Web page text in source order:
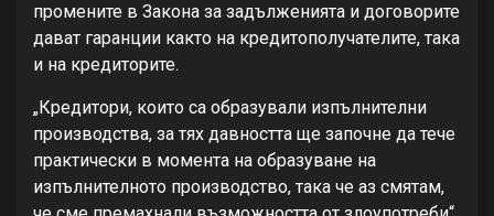
промените в Закона за задълженията и договорите
дават гаранции както на кредитополучателите, така
и на кредиторите.
„Кредитори, които са образували изпълнителни
производства, за тях давността ще започне да тече
практически в момента на образуване на
изпълнителното производство, така че аз смятам,